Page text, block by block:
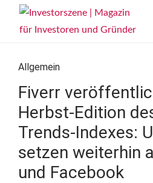
Allgemein
Fiverr
Herbst-Edition
Trends-Indexes:
setzen weiterhin
und Facebook